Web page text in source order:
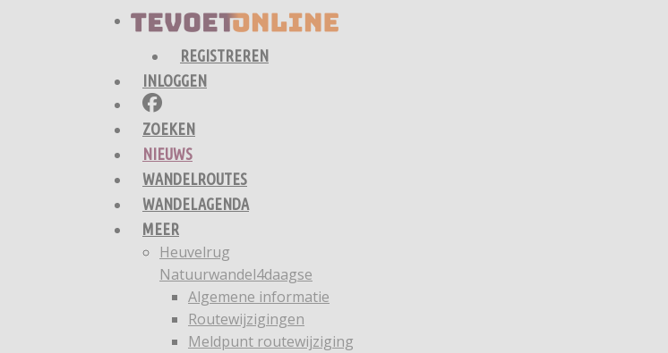
REGISTREREN
INLOGGEN
ZOEKEN
NIEUWS
WANDELROUTES
WANDELAGENDA
MEER
Heuvelrug
Natuurwandel4daagse
Algemene informatie
Routewijzigingen
Meldpunt routewijziging